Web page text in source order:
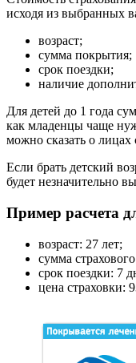
исходя из выбранных
возраст;
сумма покрытия;
срок поездки;
наличие
Для детей до 1 года
как младенцы чаще
можно сказать о лицах
Если брать детский
будет незначительно
Пример расчета
возраст: 27 лет;
сумма
срок поездки: 7
цена страховки: